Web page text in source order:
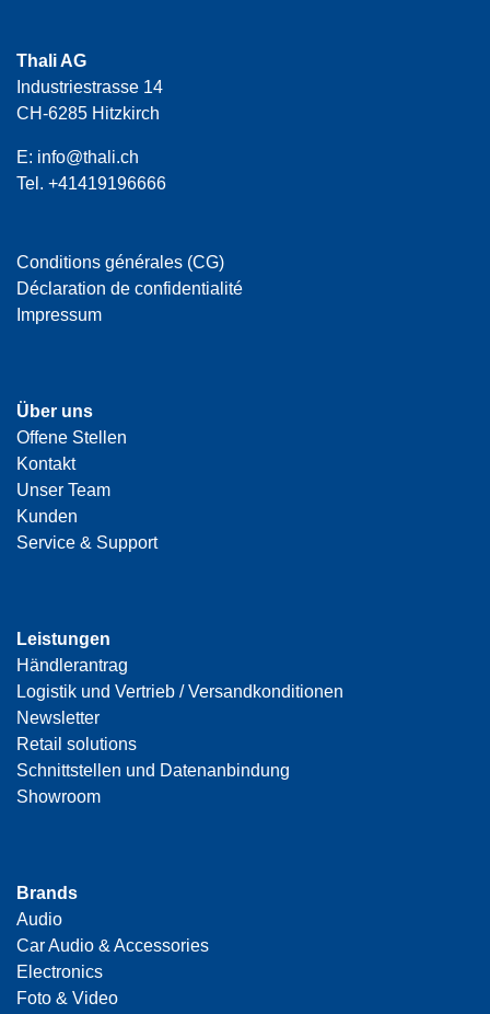
Thali AG
Industriestrasse 14
CH-6285 Hitzkirch
E: info@thali.ch
Tel. +41419196666
Conditions générales (CG)
Déclaration de confidentialité
Impressum
Über uns
Offene Stellen
Kontakt
Unser Team
Kunden
Service & Support
Leistungen
Händlerantrag
Logistik und Vertrieb / Versandkonditionen
Newsletter
Retail solutions
Schnittstellen und Datenanbindung
Showroom
Brands
Audio
Car Audio & Accessories
Electronics
Foto & Video